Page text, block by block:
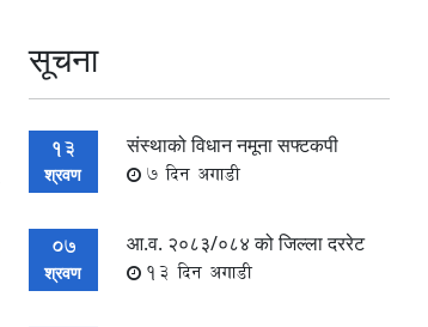
सूचना
13
श्रवण
संस्थाको विधान नमूना सफ्टकपी
7 दिन अगाडी
07
श्रवण
आ.व. २०८३/०८४ को जिल्ला दररेट
13 दिन अगाडी